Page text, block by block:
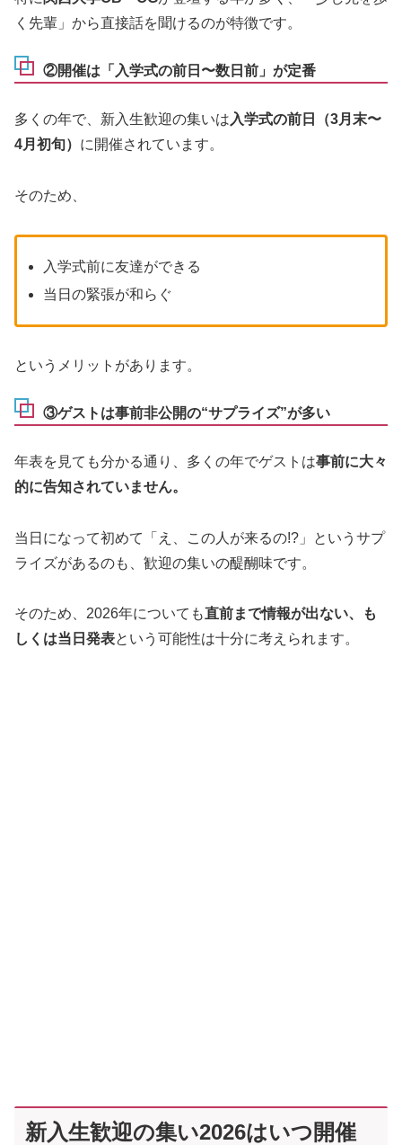
く先輩」から直接話を聞けるのが特徴です。
②開催は「入学式の前日〜数日前」が定番
多くの年で、新入生歓迎の集いは 入学式の前日（3月末〜
4月初旬） に開催されています。
そのため、
入学式前に友達ができる
当日の緊張が和らぐ
というメリットがあります。
③ゲストは事前非公開の“サプライズ”が多い
年表を見ても分かる通り、多くの年でゲストは事前に大々
的に告知されていません。
当日になって初めて「え、この人が来るの!?」というサプ
ライズがあるのも、歓迎の集いの醍醐味です。
そのため、2026年についても直前まで情報が出ない、も
しくは当日発表という可能性は十分に考えられます。
新入生歓迎の集い2026はいつ開催